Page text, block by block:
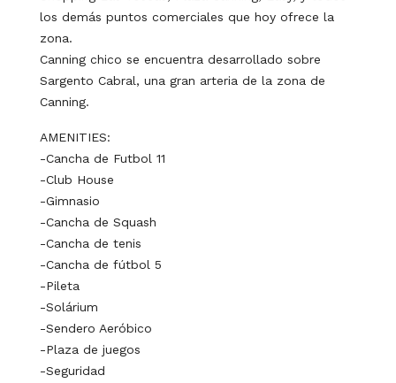
los demás puntos comerciales que hoy ofrece la
zona.
Canning chico se encuentra desarrollado sobre
Sargento Cabral, una gran arteria de la zona de
Canning.
AMENITIES:
-Cancha de Futbol 11
-Club House
-Gimnasio
-Cancha de Squash
-Cancha de tenis
-Cancha de fútbol 5
-Pileta
-Solárium
-Sendero Aeróbico
-Plaza de juegos
-Seguridad